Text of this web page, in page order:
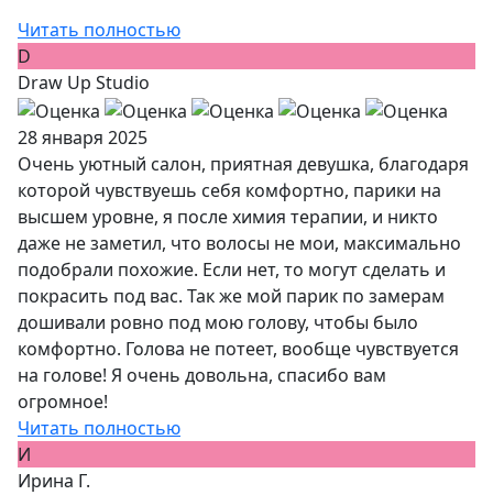
Читать полностью
D
Draw Up Studio
28 января 2025
Очень уютный салон, приятная девушка, благодаря
которой чувствуешь себя комфортно, парики на
высшем уровне, я после химия терапии, и никто
даже не заметил, что волосы не мои, максимально
подобрали похожие. Если нет, то могут сделать и
покрасить под вас. Так же мой парик по замерам
дошивали ровно под мою голову, чтобы было
комфортно. Голова не потеет, вообще чувствуется
на голове! Я очень довольна, спасибо вам
огромное!
Читать полностью
И
Ирина Г.